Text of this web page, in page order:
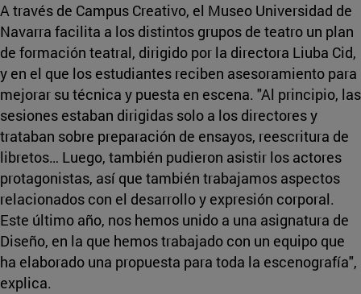
A través de Campus Creativo, el Museo Universidad de
Navarra facilita a los distintos grupos de teatro un plan
de formación teatral, dirigido por la directora Liuba Cid,
y en el que los estudiantes reciben asesoramiento para
mejorar su técnica y puesta en escena. "Al principio, las
sesiones estaban dirigidas solo a los directores y
trataban sobre preparación de ensayos, reescritura de
libretos… Luego, también pudieron asistir los actores
protagonistas, así que también trabajamos aspectos
relacionados con el desarrollo y expresión corporal.
Este último año, nos hemos unido a una asignatura de
Diseño, en la que hemos trabajado con un equipo que
ha elaborado una propuesta para toda la escenografía",
explica.